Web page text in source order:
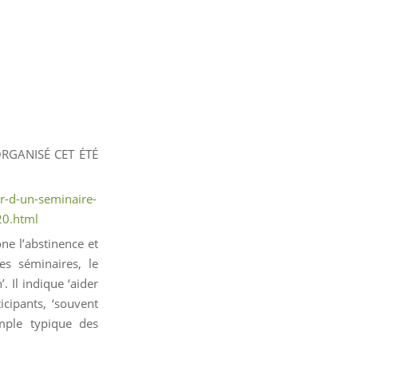
CET ÉTÉ
d-un-seminaire-
l’abstinence et
séminaires, le
Il indique ‘aider
‘souvent
typique des